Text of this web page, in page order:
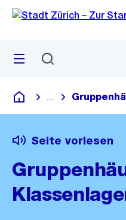
Navigation
Sprunglink
Menü
Deutsch
Blende alle
Seite vorlesen